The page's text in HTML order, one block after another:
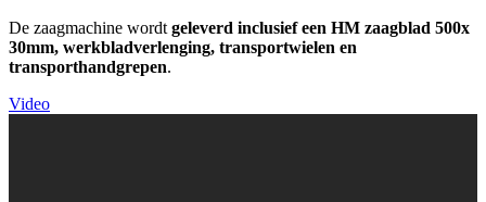
De zaagmachine wordt geleverd inclusief een HM zaagblad 500x
30mm, werkbladverlenging, transportwielen en
transporthandgrepen.
Video